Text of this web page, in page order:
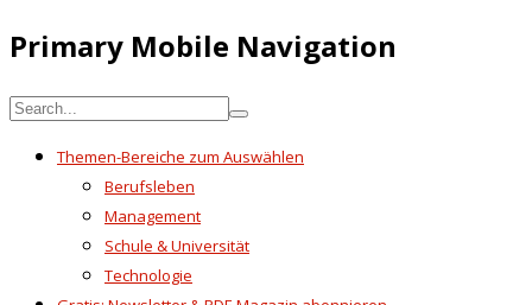
Primary Mobile Navigation
Themen-Bereiche zum Auswählen
Berufsleben
Management
Schule & Universität
Technologie